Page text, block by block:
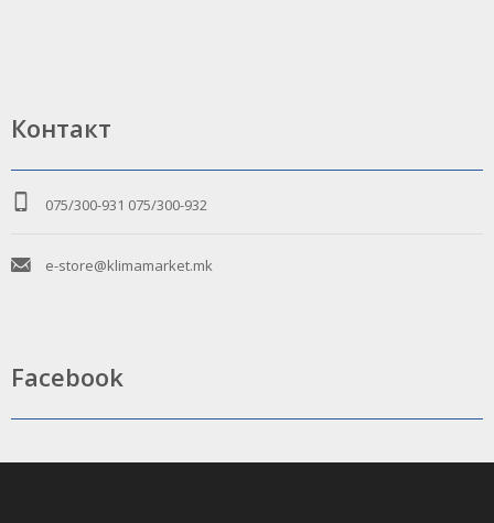
Контакт
075/300-931 075/300-932
e-store@klimamarket.mk
Facebook